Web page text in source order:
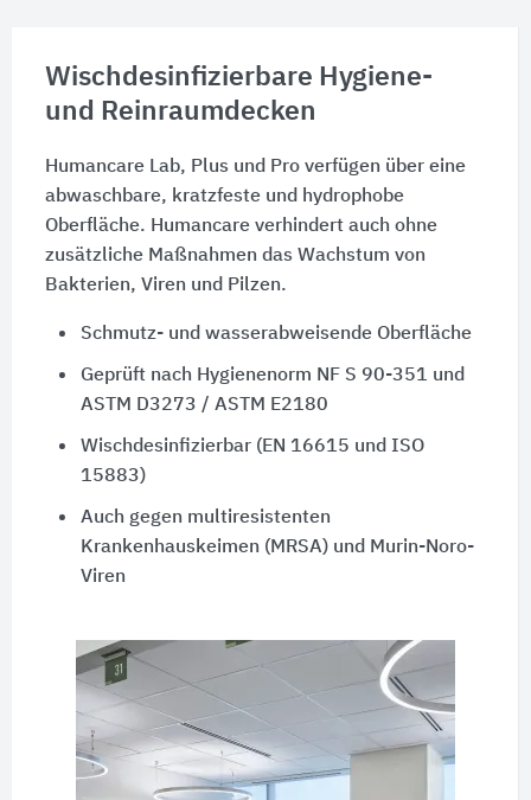
Wischdesinfizierbare Hygiene-
und Reinraumdecken
Humancare Lab, Plus und Pro verfügen über eine
abwaschbare, kratzfeste und hydrophobe
Oberfläche. Humancare verhindert auch ohne
zusätzliche Maßnahmen das Wachstum von
Bakterien, Viren und Pilzen.
Schmutz- und wasserabweisende Oberfläche
Geprüft nach Hygienenorm NF S 90-351 und
ASTM D3273 / ASTM E2180
Wischdesinfizierbar (EN 16615 und ISO
15883)
Auch gegen multiresistenten
Krankenhauskeimen (MRSA) und Murin-Noro-
Viren